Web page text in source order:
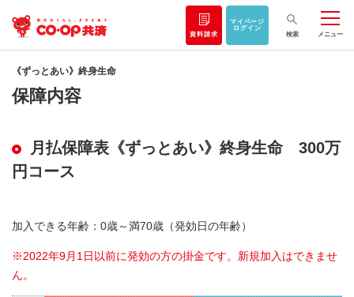
資料請求
マイページ
ログイン
検索
メニュー
《ずっとあい》終身生命
保障内容
月払保障表《ずっとあい》終身生命 300万
円コース
加入できる年齢：0歳～満70歳（発効日の年齢）
※2022年9月1日以前に発効の方の掛金です。新規加入はできませ
ん。